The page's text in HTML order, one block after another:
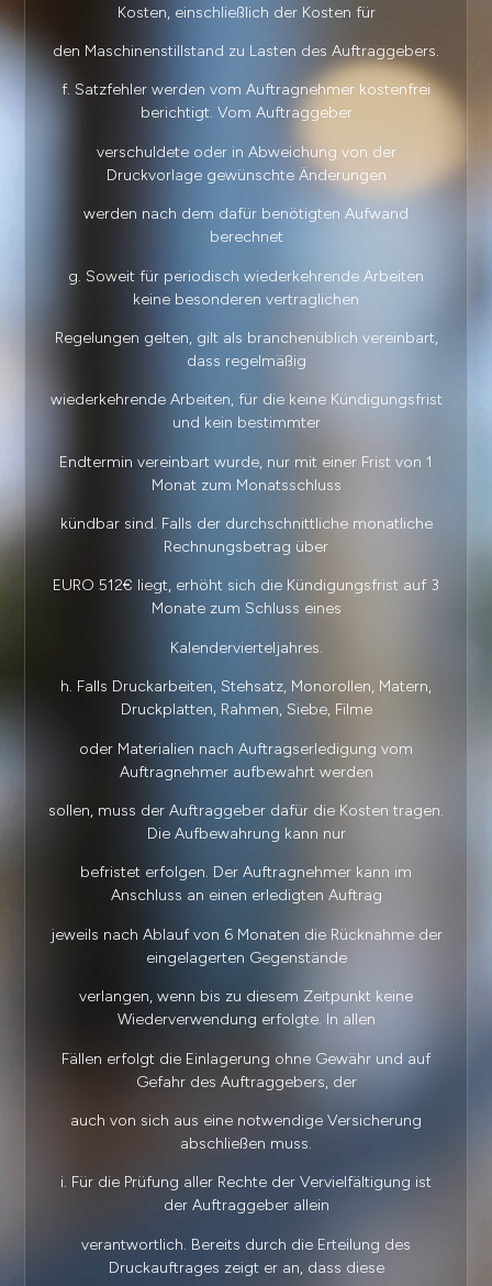
Kosten, einschließlich der Kosten für
den Maschinenstillstand zu Lasten des Auftraggebers.
f. Satzfehler werden vom Auftragnehmer kostenfrei
berichtigt. Vom Auftraggeber
verschuldete oder in Abweichung von der
Druckvorlage gewünschte Änderungen
werden nach dem dafür benötigten Aufwand
berechnet
g. Soweit für periodisch wiederkehrende Arbeiten
keine besonderen vertraglichen
Regelungen gelten, gilt als branchenüblich vereinbart,
dass regelmäßig
wiederkehrende Arbeiten, für die keine Kündigungsfrist
und kein bestimmter
Endtermin vereinbart wurde, nur mit einer Frist von 1
Monat zum Monatsschluss
kündbar sind. Falls der durchschnittliche monatliche
Rechnungsbetrag über
EURO 512€ liegt, erhöht sich die Kündigungsfrist auf 3
Monate zum Schluss eines
Kalendervierteljahres.
h. Falls Druckarbeiten, Stehsatz, Monorollen, Matern,
Druckplatten, Rahmen, Siebe, Filme
oder Materialien nach Auftragserledigung vom
Auftragnehmer aufbewahrt werden
sollen, muss der Auftraggeber dafür die Kosten tragen.
Die Aufbewahrung kann nur
befristet erfolgen. Der Auftragnehmer kann im
Anschluss an einen erledigten Auftrag
jeweils nach Ablauf von 6 Monaten die Rücknahme der
eingelagerten Gegenstände
verlangen, wenn bis zu diesem Zeitpunkt keine
Wiederverwendung erfolgte. In allen
Fällen erfolgt die Einlagerung ohne Gewähr und auf
Gefahr des Auftraggebers, der
auch von sich aus eine notwendige Versicherung
abschließen muss.
i. Für die Prüfung aller Rechte der Vervielfältigung ist
der Auftraggeber allein
verantwortlich. Bereits durch die Erteilung des
Druckauftrages zeigt er an, dass diese